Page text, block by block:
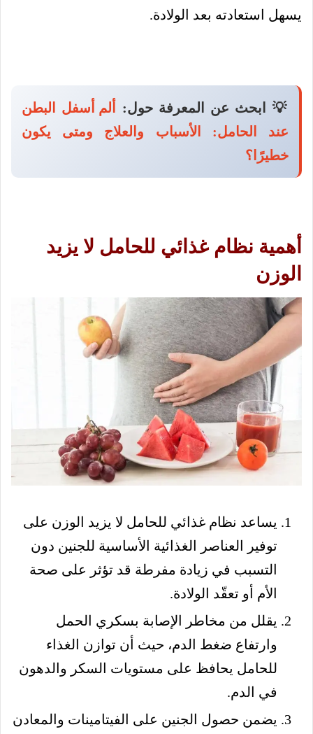
يسهل استعادته بعد الولادة.
💡 ابحث عن المعرفة حول:
ألم أسفل البطن
عند الحامل: الأسباب والعلاج ومتى يكون
خطيرًا؟
أهمية نظام غذائي للحامل لا يزيد
الوزن
يساعد نظام غذائي للحامل لا يزيد الوزن على
توفير العناصر الغذائية الأساسية للجنين دون
التسبب في زيادة مفرطة قد تؤثر على صحة
الأم أو تعقّد الولادة.
يقلل من مخاطر الإصابة بسكري الحمل
وارتفاع ضغط الدم، حيث أن توازن الغذاء
للحامل يحافظ على مستويات السكر والدهون
في الدم.
يضمن حصول الجنين على الفيتامينات والمعادن